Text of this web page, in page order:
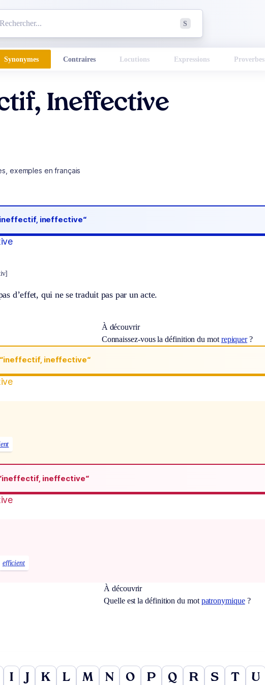
S
Synonymes Contraires Locutions Expressions Proverbes
Ineffective
exemples en français
ineffective“
d’effet, qui ne se traduit pas par un acte.
À découvrir
Connaissez-vous la définition du mot repiquer?
“ineffectif, ineffective“
ineffective“
efficient
À découvrir
Quelle est la définition du mot patronymique?
I J K L M N O P Q R S T U